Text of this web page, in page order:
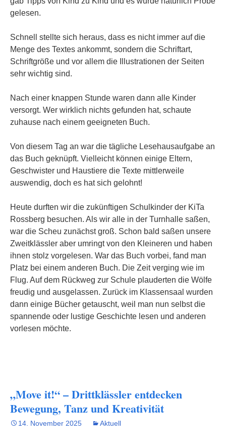
gelesen.
Schnell stellte sich heraus, dass es nicht immer auf die
Menge des Textes ankommt, sondern die Schriftart,
Schriftgröße und vor allem die Illustrationen der Seiten
sehr wichtig sind.
Nach einer knappen Stunde waren dann alle Kinder
versorgt. Wer wirklich nichts gefunden hat, schaute
zuhause nach einem geeigneten Buch.
Von diesem Tag an war die tägliche Lesehausaufgabe an
das Buch geknüpft. Vielleicht können einige Eltern,
Geschwister und Haustiere die Texte mittlerweile
auswendig, doch es hat sich gelohnt!
Heute durften wir die zukünftigen Schulkinder der KiTa
Rossberg besuchen. Als wir alle in der Turnhalle saßen,
war die Scheu zunächst groß. Schon bald saßen unsere
Zweitklässler aber umringt von den Kleineren und haben
ihnen stolz vorgelesen. War das Buch vorbei, fand man
Platz bei einem anderen Buch. Die Zeit verging wie im
Flug. Auf dem Rückweg zur Schule plauderten die Wölfe
freudig und ausgelassen. Zurück im Klassensaal wurden
dann einige Bücher getauscht, weil man nun selbst die
spannende oder lustige Geschichte lesen und anderen
vorlesen möchte.
„Move it!“ – Drittklässler entdecken
Bewegung, Tanz und Kreativität
14. November 2025 Aktuell